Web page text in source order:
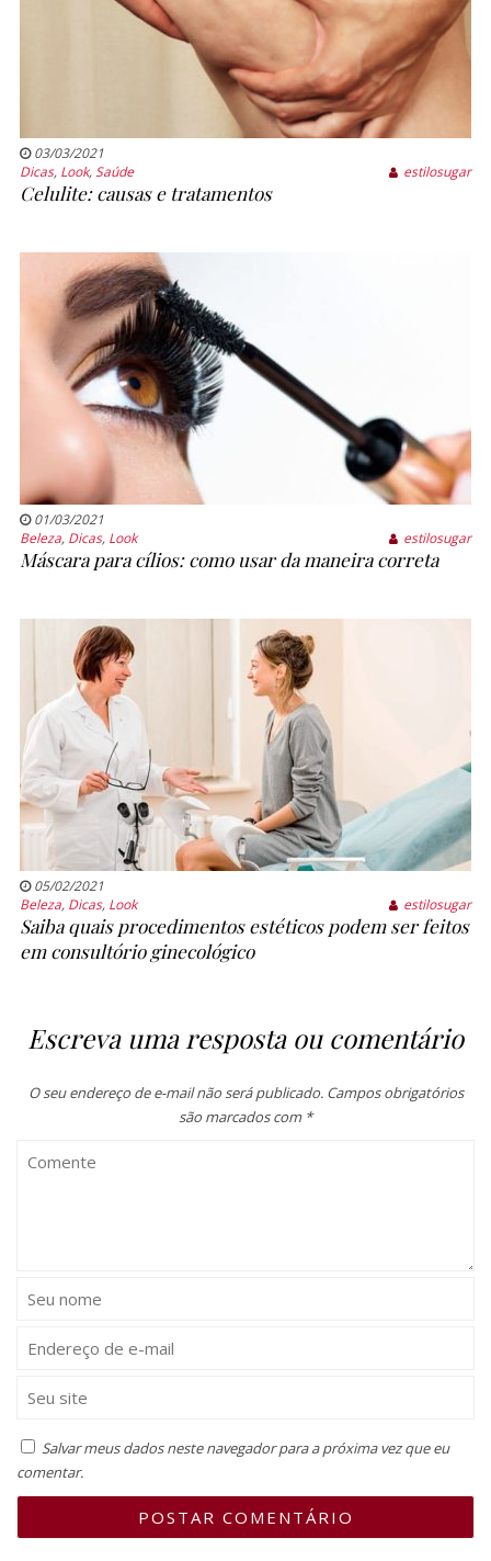
03/03/2021
Dicas, Look,Saúde estilosugar
Celulite: causas e tratamentos
01/03/2021
Beleza, Dicas, Look estilosugar
Máscara para cílios: como usar da maneira correta
05/02/2021
Beleza, Dicas, Look estilosugar
Saiba quais procedimentos estéticos podem ser feitos
em consultório ginecológico
Escreva uma resposta ou comentário
O seu endereço de e-mail não será publicado. Campos obrigatórios
são marcados com *
Salvar meus dados neste navegador para a próxima vez que eu
comentar.